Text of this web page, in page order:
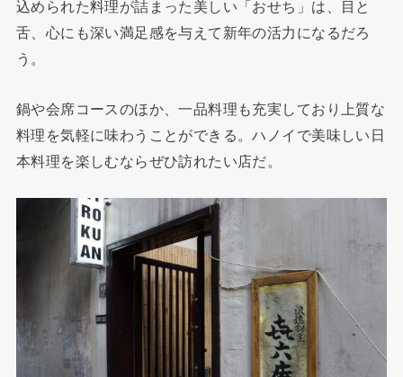
込められた料理が詰まった美しい「おせち」は、目と
舌、心にも深い満足感を与えて新年の活力になるだろ
う。
鍋や会席コースのほか、一品料理も充実しており上質な
料理を気軽に味わうことができる。ハノイで美味しい日
本料理を楽しむならぜひ訪れたい店だ。